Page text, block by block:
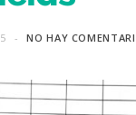
NO HAY